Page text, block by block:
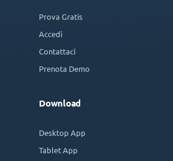
Prova Gratis
Accedi
Contattaci
Prenota Demo
Download
Desktop App
Tablet App